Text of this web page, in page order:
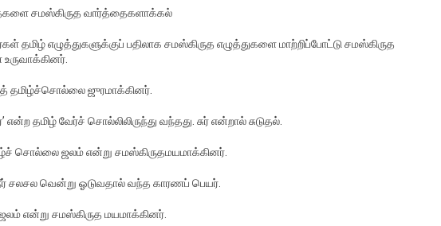
சமஸ்கிருத வார்த்தைகளாக்கல்
தமிழ் எழுத்துகளுக்குப் பதிலாக சமஸ்கிருத எழுத்துகளை மாற்றிப்போட்டு சமஸ்கிருத
தமிழ்ச்சொல்லை ஜுரமாக்கினர்.
என்ற தமிழ் வேர்ச் சொல்லிலிருந்து வந்தது. சுர் என்றால் சுடுதல்.
சொல்லை ஜலம் என்று சமஸ்கிருதமயமாக்கினர்.
சலசல வென்று ஓடுவதால் வந்த காரணப் பெயர்.
என்று சமஸ்கிருத மயமாக்கினர்.